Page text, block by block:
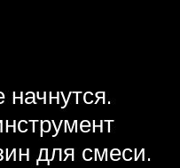
для смеси.